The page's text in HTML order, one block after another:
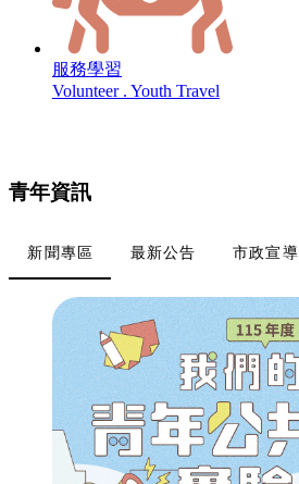
服務學習
Volunteer . Youth Travel
青年資訊
新聞專區 最新公告 市政宣導